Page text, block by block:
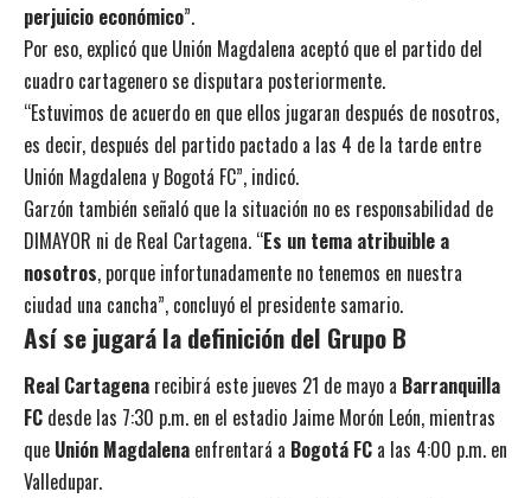
perjuicio económico”.
Por eso, explicó que Unión Magdalena aceptó que el partido del
cuadro cartagenero se disputara posteriormente.
“Estuvimos de acuerdo en que ellos jugaran después de nosotros,
es decir, después del partido pactado a las 4 de la tarde entre
Unión Magdalena y Bogotá FC”, indicó.
Garzón también señaló que la situación no es responsabilidad de
DIMAYOR ni de Real Cartagena. “Es un tema atribuible a
nosotros, porque infortunadamente no tenemos en nuestra
ciudad una cancha”, concluyó el presidente samario.
Así se jugará la definición del Grupo B
Real Cartagena recibirá este jueves 21 de mayo a Barranquilla
FC desde las 7:30 p.m. en el estadio Jaime Morón León, mientras
que Unión Magdalena enfrentará a Bogotá FC a las 4:00 p.m. en
Valledupar.